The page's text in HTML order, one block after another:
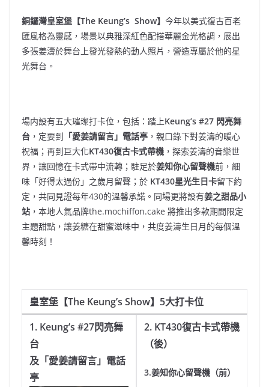
銅鑼灣皇室堡【The Keung’s Show】 今年以美式復古百老
匯風格為靈感，場景以典雅深紅色配搭華麗金光格調，展出
多張姜濤於舞台上發光發熱的動人照片，營造專屬於他的星
光舞台。
場内設有五大璀璨打卡位，包括：踏上Keung’s #27 閃亮舞
台 ，定要到 「愛姜請留言」電話亭 ，親口錄下對姜濤的暖心
祝福；再到巨大化KT430復古卡式帶機 ，探索姜濤的音樂世
界，讓回憶在卡式帶中流轉；駐足於姜知你心留聲機前，細
味「好得太過份」之歲月留聲；於 KT430星光生日卡留下約
定，共同見證每年430的溫馨承諾。同場更將設有姜之甜品小
站 ，本地人氣品牌the.mochiffon.cake 將推出多款期間限定
主題甜點，讓姜糖在甜蜜滋味中，共度姜濤生日月的每個溫
馨時刻！
皇室堡【The Keung’s Show】 5大打卡位
1. Keung’s #27閃亮舞
台
及「愛姜請留言」電話
亭
2. KT430復古卡式帶機
（後）
3.姜知你心留聲機（前）